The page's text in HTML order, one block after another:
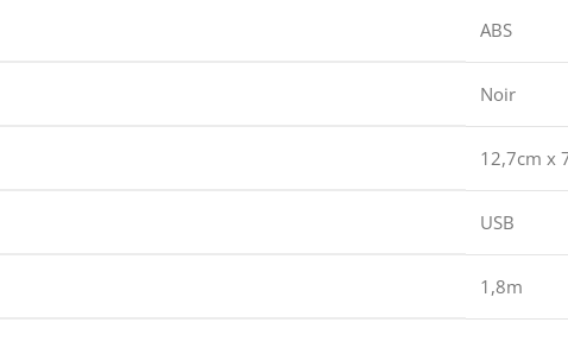
ABS
Noir
12,7cm x
USB
1,8m